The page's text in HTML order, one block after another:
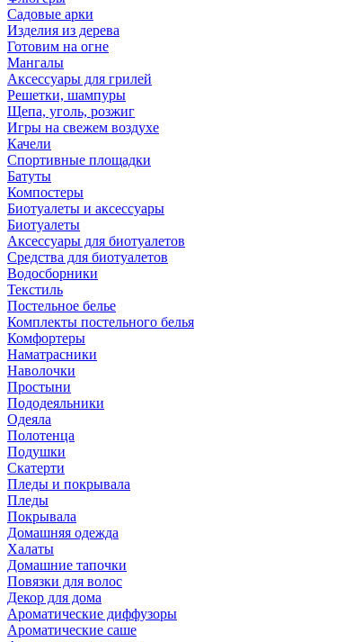
Садовые арки
Изделия из дерева
Готовим на огне
Мангалы
Аксессуары для грилей
Решетки, шампуры
Щепа, уголь, розжиг
Игры на свежем воздухе
Качели
Спортивные площадки
Батуты
Компостеры
Биотуалеты и аксессуары
Биотуалеты
Аксессуары для биотуалетов
Средства для биотуалетов
Водосборники
Текстиль
Постельное белье
Комплекты постельного белья
Комфортеры
Наматрасники
Наволочки
Простыни
Пододеяльники
Одеяла
Полотенца
Подушки
Скатерти
Пледы и покрывала
Пледы
Покрывала
Домашняя одежда
Халаты
Домашние тапочки
Повязки для волос
Декор для дома
Ароматические диффузоры
Ароматические саше